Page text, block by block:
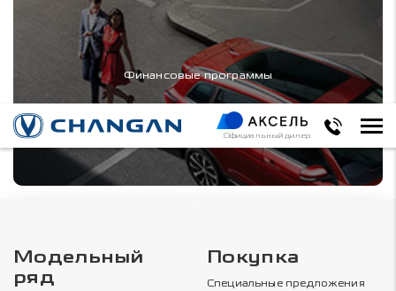
Официальный дилер
Финансовые программы
Модельный
ряд
Покупка
Специальные предложения